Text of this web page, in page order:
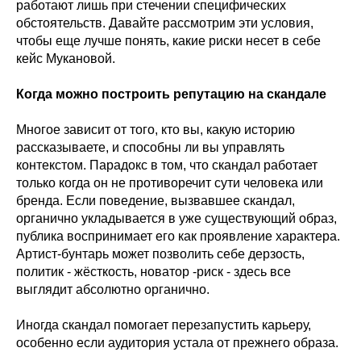
работают лишь при стечении специфических
обстоятельств. Давайте рассмотрим эти условия,
чтобы еще лучше понять, какие риски несет в себе
кейс Мукановой.
Когда можно построить репутацию на скандале
Многое зависит от того, кто вы, какую историю
рассказываете, и способны ли вы управлять
контекстом. Парадокс в том, что скандал работает
только когда он не противоречит сути человека или
бренда. Если поведение, вызвавшее скандал,
органично укладывается в уже существующий образ,
публика воспринимает его как проявление характера.
Артист-бунтарь может позволить себе дерзость,
политик - жёсткость, новатор -риск - здесь все
выглядит абсолютно органично.
Иногда скандал помогает перезапустить карьеру,
особенно если аудитория устала от прежнего образа.